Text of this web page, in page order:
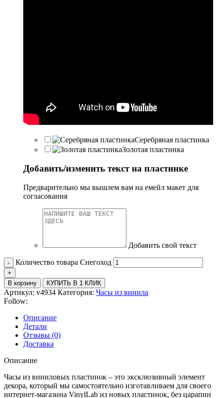
Серебряная пластинка
Золотая пластинка
Добавить/изменить текст на пластинке
Предварительно мы вышлем вам на емейл макет для
согласования
Добавить свой текст
Количество товара Снегоход
В корзину КУПИТЬ В 1 КЛИК
Артикул: v4934 Категория: Часы из винила
Follow:
Описание
Детали
Отзывы (0)
Доставка
Описание
Часы из виниловых пластинок – это эксклюзивный элемент
декора, который мы самостоятельно изготавливаем для своего
интернет-магазина VinylLab из новых пластинок, без царапин